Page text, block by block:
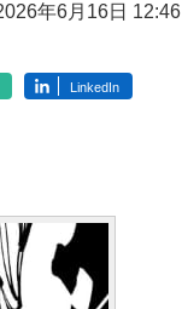
年6月16日 12:46
LinkedIn